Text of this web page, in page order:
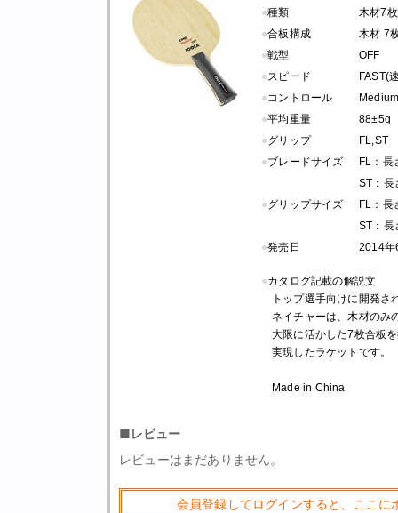
●種類
木材7枚
●合板構成
木材 7
●戦型
OFF
●スピード
FAST(
●コントロール
●平均重量
88±5g
●グリップ
FL,ST
●ブレードサイズ
FL：長
ST：長
●グリップサイズ
FL：長
ST：長
●発売日 2014年
●カタログ記載の解説文
トップ選手向けに開発
ネイチャーは、木材のみ
大限に活かした7枚合板
実現したラケットです。
Made in China
■レビュー
レビューはまだありません。
会員登録してログインすると、ここ